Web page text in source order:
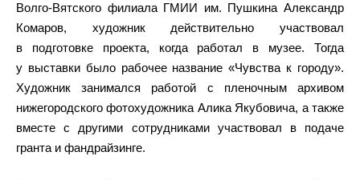
Волго-Вятского филиала ГМИИ им. Пушкина Александр
Комаров, художник действительно участвовал
в подготовке проекта, когда работал в музее. Тогда
у выставки было рабочее название «Чувства к городу».
Художник занимался работой с пленочным архивом
нижегородского фотохудожника Алика Якубовича, а также
вместе с другими сотрудниками участвовал в подаче
гранта и фандрайзинге.